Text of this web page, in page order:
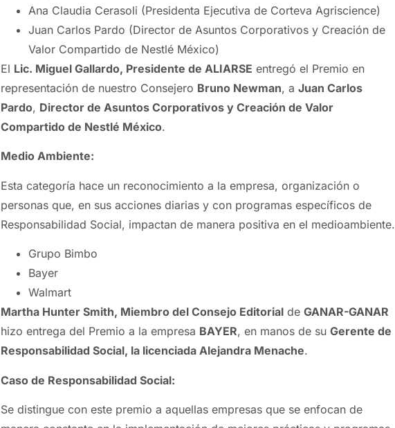
Ana Claudia Cerasoli (Presidenta Ejecutiva de Corteva Agriscience)
Juan Carlos Pardo (Director de Asuntos Corporativos y Creación de
Valor Compartido de Nestlé México)
El Lic. Miguel Gallardo, Presidente de ALIARSE entregó el Premio en
representación de nuestro Consejero Bruno Newman, a Juan Carlos
Pardo, Director de Asuntos Corporativos y Creación de Valor
Compartido de Nestlé México.
Medio Ambiente:
Esta categoría hace un reconocimiento a la empresa, organización o
personas que, en sus acciones diarias y con programas específicos de
Responsabilidad Social, impactan de manera positiva en el medioambiente.
Grupo Bimbo
Bayer
Walmart
Martha Hunter Smith, Miembro del Consejo Editorialde GANAR-GANAR
hizo entrega del Premio a la empresa BAYER, en manos de su Gerente de
Responsabilidad Social, la licenciada Alejandra Menache.
Caso de Responsabilidad Social:
Se distingue con este premio a aquellas empresas que se enfocan de